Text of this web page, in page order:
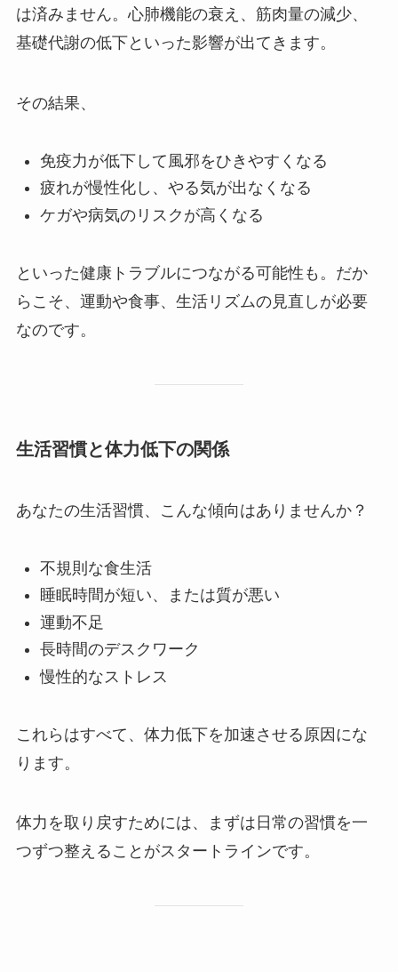
は済みません。心肺機能の衰え、筋肉量の減少、
基礎代謝の低下といった影響が出てきます。
その結果、
免疫力が低下して風邪をひきやすくなる
疲れが慢性化し、やる気が出なくなる
ケガや病気のリスクが高くなる
といった健康トラブルにつながる可能性も。だか
らこそ、運動や食事、生活リズムの見直しが必要
なのです。
生活習慣と体力低下の関係
あなたの生活習慣、こんな傾向はありませんか？
不規則な食生活
睡眠時間が短い、または質が悪い
運動不足
長時間のデスクワーク
慢性的なストレス
これらはすべて、体力低下を加速させる原因にな
ります。
体力を取り戻すためには、まずは日常の習慣を一
つずつ整えることがスタートラインです。